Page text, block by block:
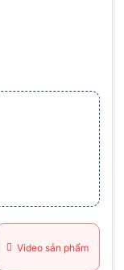
Video sản phẩm